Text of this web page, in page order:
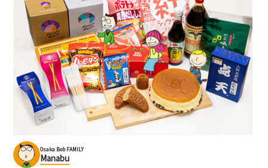
Osaka Bob FAMILY
Manabu